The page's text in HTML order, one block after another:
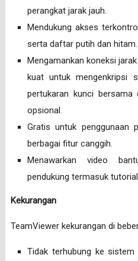
perangkat jarak jauh.
Mendukung akses
serta daftar putih dan hitam.
Mengamankan koneksi
kuat untuk mengenkripsi
pertukaran kunci
opsional.
Gratis untuk penggunaan
berbagai fitur canggih.
Menawarkan video
pendukung termasuk
Kekurangan
TeamViewer kekurangan di
Tidak terhubung ke sistem